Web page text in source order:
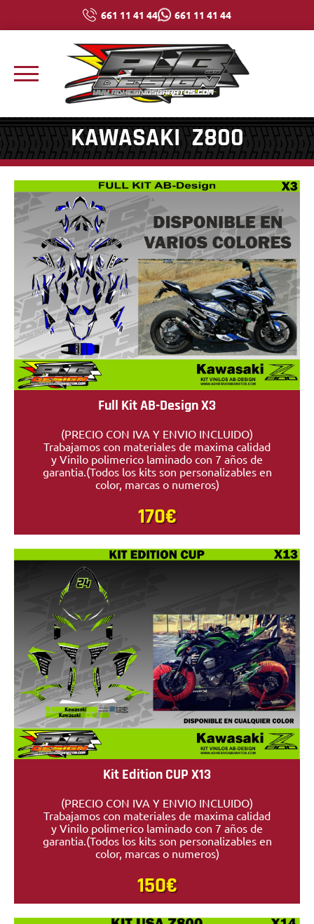
661 11 41 44 661 11 41 44
KAWASAKI Z800
Full Kit AB-Design X3
(PRECIO CON IVA Y ENVIO INCLUIDO)
Trabajamos con materiales de maxima calidad
y Vinilo polimerico laminado con 7 años de
garantia.(Todos los kits son personalizables en
color, marcas o numeros)
170€
Kit Edition CUP X13
(PRECIO CON IVA Y ENVIO INCLUIDO)
Trabajamos con materiales de maxima calidad
y Vinilo polimerico laminado con 7 años de
garantia.(Todos los kits son personalizables en
color, marcas o numeros)
150€